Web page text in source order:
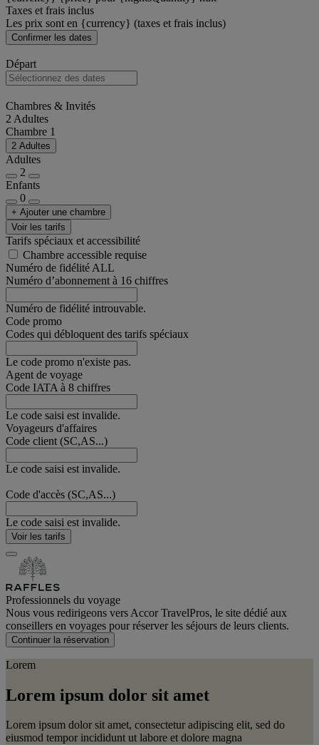
Taxes et frais inclus
Les prix sont en {currency} (taxes et frais inclus)
Confirmer les dates
Départ
Chambres & Invités
2 Adultes
Chambre 1
2 Adultes
Adultes
2
Enfants
0
+ Ajouter une chambre
Voir les tarifs
Tarifs spéciaux et accessibilité
Chambre accessible requise
Numéro de fidélité ALL
Numéro d’abonnement à 16 chiffres
Numéro de fidélité introuvable.
Code promo
Codes qui débloquent des tarifs spéciaux
Le code promo n'existe pas.
Agent de voyage
Code IATA à 8 chiffres
Le code saisi est invalide.
Voyageurs d'affaires
Code client (SC,AS...)
Le code saisi est invalide.
Code d'accès (SC,AS...)
Le code saisi est invalide.
Voir les tarifs
Professionnels du voyage
Nous vous redirigeons vers Accor TravelPros, le site dédié aux
conseillers en voyages pour réserver les séjours de leurs clients.
Continuer la réservation
Lorem
Lorem ipsum dolor sit amet
Lorem ipsum dolor sit amet, consectetur adipiscing elit, sed do
eiusmod tempor incididunt ut labore et dolore magna